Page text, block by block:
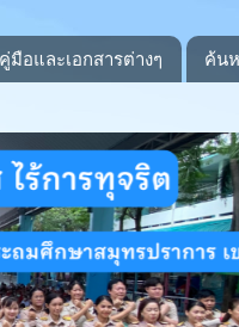
คู่มือและเอกสารต่างๆ ค้น